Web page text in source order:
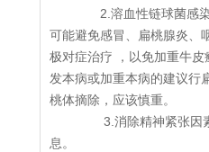
2.溶血性链球菌感染
可能避免感冒、扁桃腺炎、
极对症治疗 ，以免加重牛
发本病或加重本病的建议行
桃体摘除，应该慎重。
3.消除精神紧张因素
息。